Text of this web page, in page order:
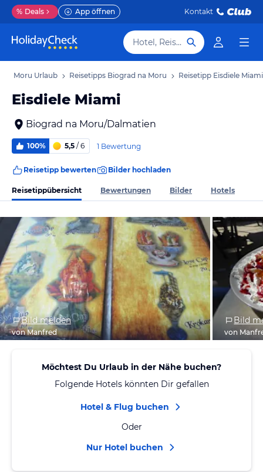
% Deals App öffnen Kontakt
Hotel, Reiseziel
na Moru Urlaub Reisetipps Biograd na Moru Reisetipp Eisdiele Miami
Eisdiele Miami
Biograd na Moru/Dalmatien
100% 5,5 / 6 1 Bewertung
Reisetipp bewerten Bilder hochladen
Reisetippübersicht Bewertungen Bilder Hotels
Bild melden
von Manfred
Bild
von
Möchtest Du Urlaub in der Nähe buchen?
Folgende Hotels könnten Dir gefallen
Hotel & Flug buchen
Oder
Nur Hotel buchen